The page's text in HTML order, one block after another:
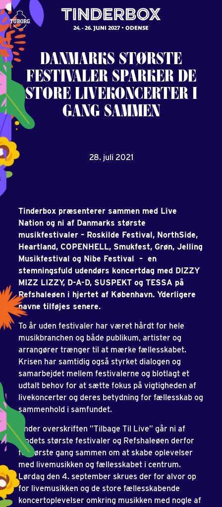
24. - 26. JUNI 2027 ODENSE
DANMARKS STØRSTE
FESTIVALER SPARKERDE
STORELIVEKONCERTERI
GANG SAMMEN
28. juli 2021
Tinderbox præsenterer sammen med Live
Nation og ni af Danmarks største
musikfestivaler – Roskilde Festival, NorthSide,
Heartland, COPENHELL, Smukfest, Grøn, Jelling
Musikfestival og Nibe Festival – en
stemningsfuld udendørs koncertdag med DIZZY
MIZZ LIZZY, D-A-D, SUSPEKT og TESSA på
Refshaleøen i hjertet af København. Yderligere
navne tilføjes senere.
To år uden festivaler har været hårdt for hele
musikbranchen og både publikum, artister og
arrangører trænger til at mærke fællesskabet.
Krisen har samtidig også styrket dialogen og
samarbejdet mellem festivalerne og blotlagt et
udtalt behov for at sætte fokus på vigtigheden af
livekoncerter og deres betydning for fællesskab og
sammenhold i samfundet.
Under overskriften ”Tilbage Til Live” går ni af
landets største festivaler og Refshaleøen derfor
for første gang sammen om at skabe oplevelser
med livemusikken og fællesskabet i centrum.
Lørdag den 4. september skrues der for alvor op
for livemusikken og de store fællesskabende
koncertoplevelser omkring musikken med nogle af